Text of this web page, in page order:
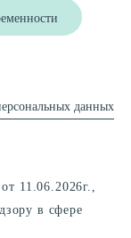
данных
11.06.2026г.,
в сфере